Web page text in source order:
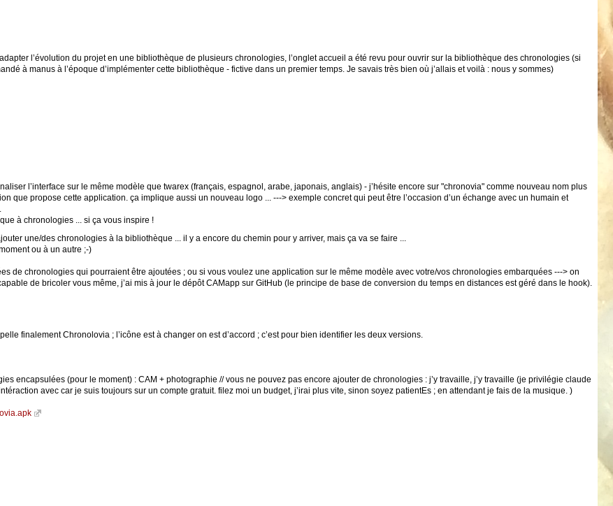
l’évolution du projet en une bibliothèque de plusieurs chronologies, l’onglet accueil a été revu pour ouvrir sur la bibliothèque des chronologies (si
à manus à l’époque d’implémenter cette bibliothèque - fictive dans un premier temps. Je savais très bien où j’allais et voilà : nous y sommes)
l’interface sur le même modèle que twarex (français, espagnol, arabe, japonais, anglais) - j’hésite encore sur "chronovia" comme nouveau nom plus
que propose cette application. ça implique aussi un nouveau logo ... ---> exemple concret qui peut être l’occasion d’un échange avec un humain et
à chronologies ... si ça vous inspire !
une/des chronologies à la bibliothèque ... il y a encore du chemin pour y arriver, mais ça va se faire ...
ou à un autre ;-)
de chronologies qui pourraient être ajoutées ; ou si vous voulez une application sur le même modèle avec votre/vos chronologies embarquées ---> on
de bricoler vous même, j’ai mis à jour le dépôt CAMapp sur GitHub (le principe de base de conversion du temps en distances est géré dans le hook).
finalement Chronolovia ; l’icône est à changer on est d’accord ; c’est pour bien identifier les deux versions.
encapsulées (pour le moment) : CAM + photographie // vous ne pouvez pas encore ajouter de chronologies : j’y travaille, j’y travaille (je privilégie claude
avec car je suis toujours sur un compte gratuit. filez moi un budget, j’irai plus vite, sinon soyez patientEs ; en attendant je fais de la musique. )